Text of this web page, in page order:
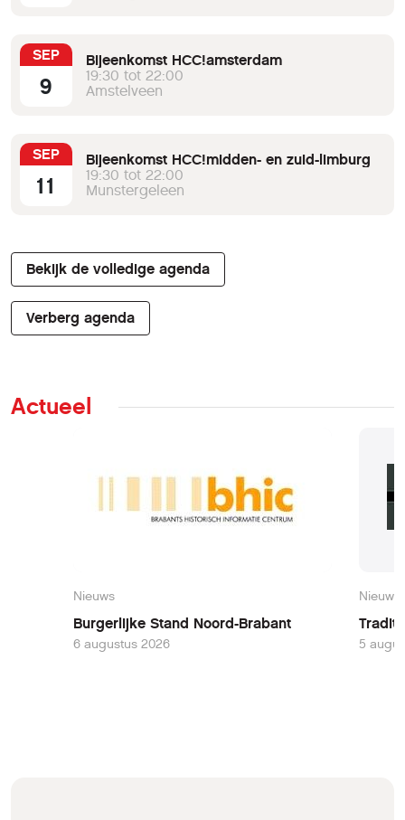
SEP
9
Bijeenkomst HCC!amsterdam
19:30 tot 22:00
Amstelveen
SEP
11
Bijeenkomst HCC!midden- en zuid-limburg
19:30 tot 22:00
Munstergeleen
Bekijk de volledige agenda
Verberg agenda
Actueel
Nieuws
Burgerlijke Stand Noord-Brabant
6 augustus 2026
Nieuws
5